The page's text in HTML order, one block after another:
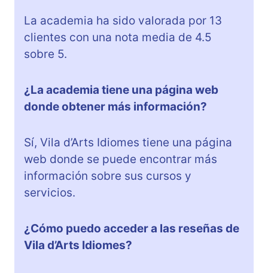
La academia ha sido valorada por 13
clientes con una nota media de 4.5
sobre 5.
¿La academia tiene una página web
donde obtener más información?
Sí, Vila d’Arts Idiomes tiene una página
web donde se puede encontrar más
información sobre sus cursos y
servicios.
¿Cómo puedo acceder a las reseñas de
Vila d’Arts Idiomes?